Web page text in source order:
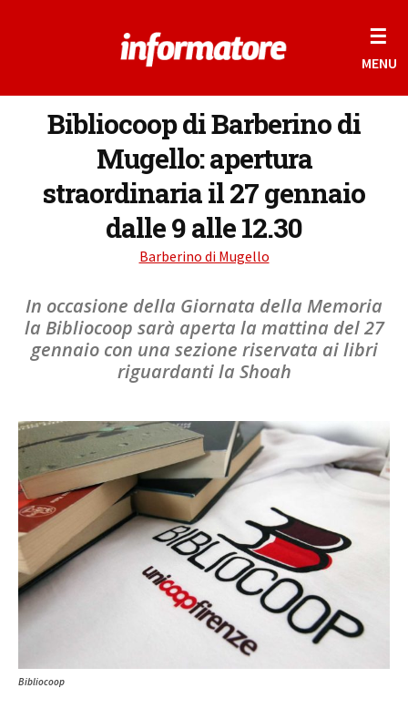
☰
MENU
Bibliocoop di Barberino di
Mugello: apertura
straordinaria il 27 gennaio
dalle 9 alle 12.30
Barberino di Mugello
In occasione della Giornata della Memoria
la Bibliocoop sarà aperta la mattina del 27
gennaio con una sezione riservata ai libri
riguardanti la Shoah
Bibliocoop